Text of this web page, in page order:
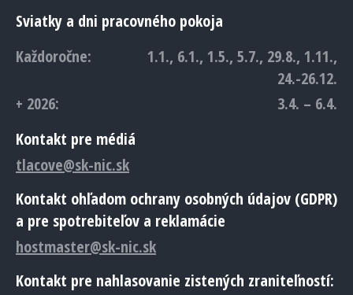
Sviatky a dni pracovného pokoja
Každoročne:
1.1., 6.1., 1.5., 5.7., 29.8., 1.11.,
24.-26.12.
+ 2026:
3.4. – 6.4.
Kontakt pre médiá
tlacove@sk-nic.sk
Kontakt ohľadom ochrany osobných údajov (GDPR)
a pre spotrebiteľov a reklamácie
hostmaster@sk-nic.sk
Kontakt pre nahlasovanie zistených zraniteľností: